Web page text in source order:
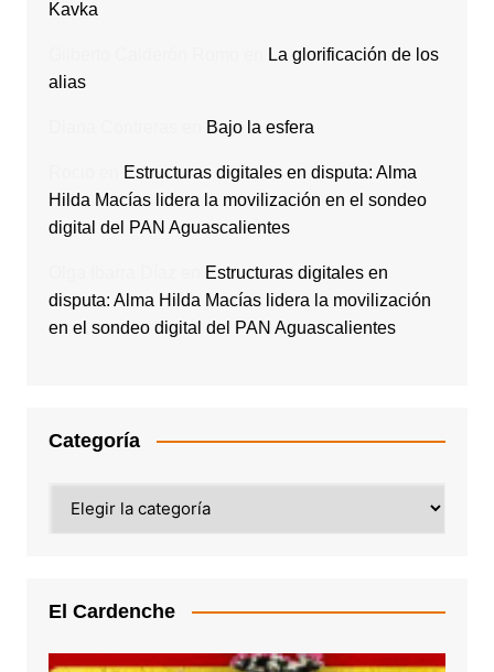
Kavka
La glorificación de los
alias
Bajo la esfera
Estructuras digitales en disputa: Alma
Hilda Macías lidera la movilización en el sondeo
digital del PAN Aguascalientes
Estructuras digitales en
disputa: Alma Hilda Macías lidera la movilización
en el sondeo digital del PAN Aguascalientes
Categoría
El Cardenche